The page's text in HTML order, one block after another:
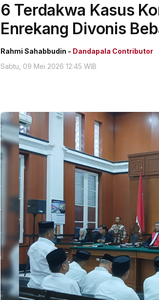
6 Terdakwa Kasus
Enrekang Divonis
Rahmi Sahabbudin - Dandapala Contributor
Sabtu, 09 Mei 2026 12:45 WIB